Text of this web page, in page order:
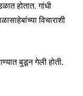
होतात. गांधी
विचाराशी
बुडून गेली होती.